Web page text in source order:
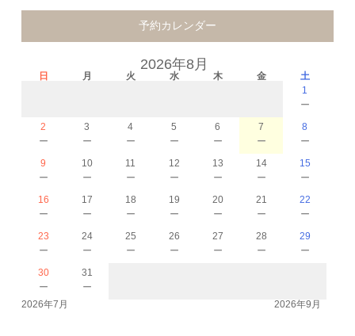
予約カレンダー
2026年8月
日 月 火 水 木 金
土
1
－
2
－
3
－
4
－
5
－
6
－
7
－
8
－
9
－
10
－
11
－
12
－
13
－
14
－
15
－
16
－
17
－
18
－
19
－
20
－
21
－
22
－
23
－
24
－
25
－
26
－
27
－
28
－
29
－
30
－
31
－
2026年7月 2026年9月